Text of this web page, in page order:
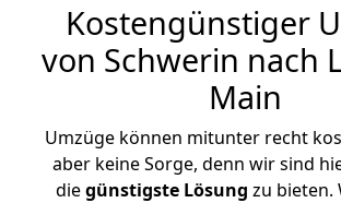
Kostengünstiger
von Schwerin nach
Main
Umzüge können mitunter recht
aber keine Sorge, denn wir sind
diegünstigste Lösung zu bieten.